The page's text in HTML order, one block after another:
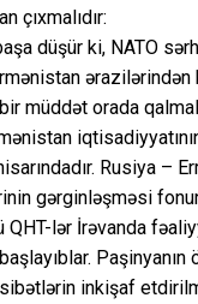
çıxmalıdır:
düşür ki, NATO
ərazilərindən
müddət orada
Rusiya –
gərginləşməsi
QHT-lər İrəvanda
Paşinyanın
inkişaf